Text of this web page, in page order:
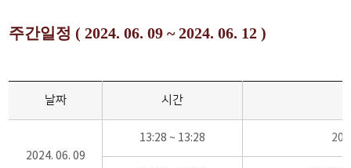
주간일정 ( 2024. 06. 09 ~ 2024. 06. 12 )
날짜 시간
2024. 06. 09
13:28 ~ 13:28